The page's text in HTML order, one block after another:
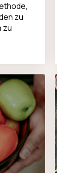
zu
zu